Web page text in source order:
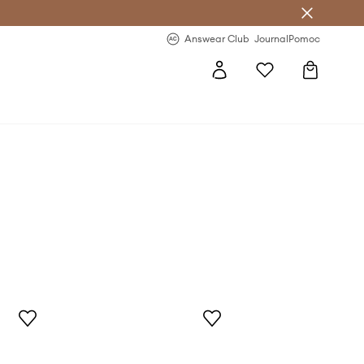
Answear Club JournalPomoc